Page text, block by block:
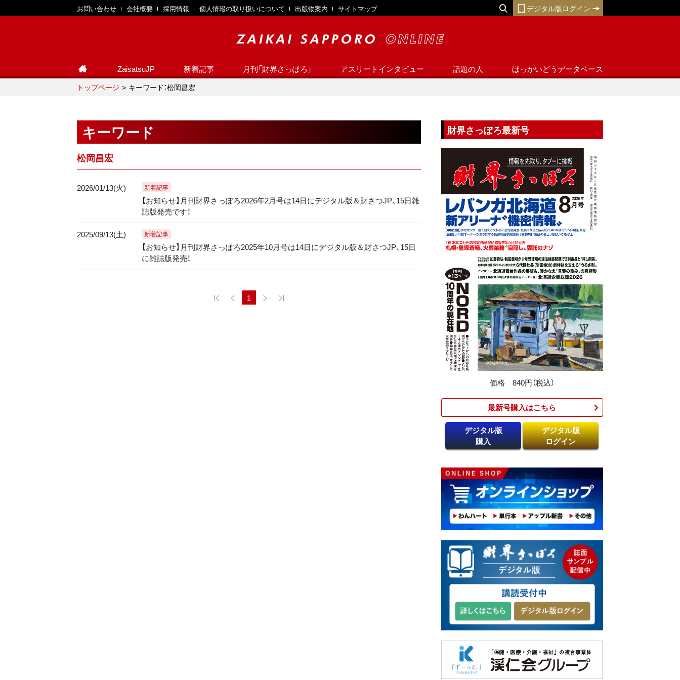
お問い合わせ 会社概要 採用情報 個人情報の取り扱いについて 出版物案内 サイトマップ デジタル版ログイン
ZaisatsuJP 新着記事 月刊「財界さっぽろ」 アスリートインタビュー 話題の人 ほっかいどうデータベース
トップページ キーワード：松岡昌宏
キーワード
松岡昌宏
2026/01/13(火) 新着記事
【お知らせ】月刊財界さっぽろ2026年2月号は14日にデジタル版＆財さつJP、15日雑
誌版発売です！
2025/09/13(土) 新着記事
【お知らせ】月刊財界さっぽろ2025年10月号は14日にデジタル版＆財さつJP、15日
に雑誌版発売！
1
財界さっぽろ最新号
価格 840円（税込）
最新号購入はこちら​
デジタル版
購入
デジタル版
ログイン